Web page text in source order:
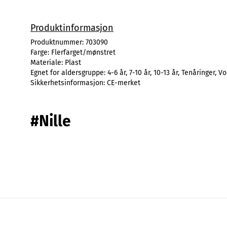
Produktinformasjon
Produktnummer: 703090
Farge: Flerfarget/mønstret
Materiale: Plast
Egnet for aldersgruppe: 4-6 år, 7-10 år, 10-13 år, Tenåringer,
Sikkerhetsinformasjon: CE-merket
#Nille